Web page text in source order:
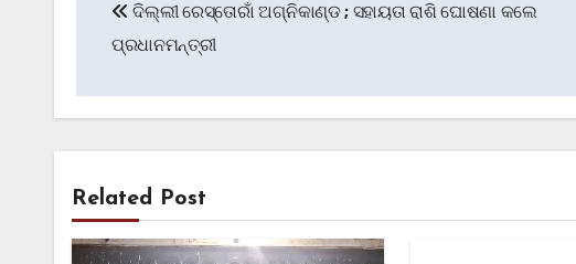
navigation
ଦିଲ୍ଲୀ ରେସ୍ତୋରାଁ ଅଗ୍ନିକାଣ୍ଡ ; ସହାୟତା ରାଶି ଘୋଷଣା କଲେ
ପ୍ରଧାନମନ୍ତ୍ରୀ
Related Post